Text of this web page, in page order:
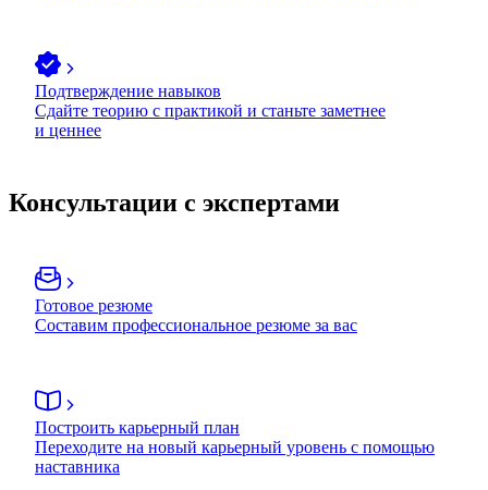
Подтверждение навыков
Сдайте теорию с практикой и станьте заметнее
и ценнее
Консультации с экспертами
Готовое резюме
Составим профессиональное резюме за вас
Построить карьерный план
Переходите на новый карьерный уровень с помощью
наставника